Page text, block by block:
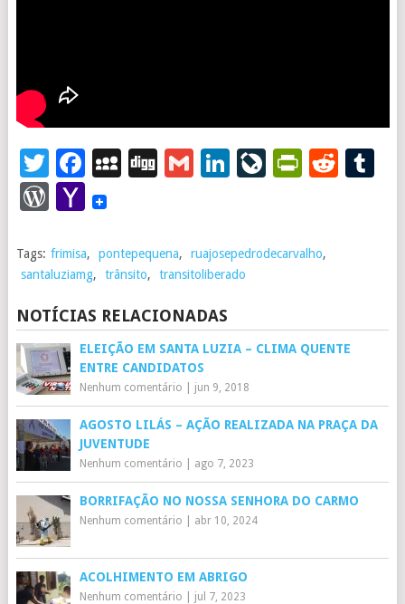
Twitter
Facebook
MySpace
DiggGmailLinkedIn
WordPress
Yahoo
Tags: frimisa, pontepequena, ruajosepedrodecarvalho,
santaluziamg, trânsito, transitoliberado
NOTÍCIAS RELACIONADAS
ELEIÇÃO EM SANTA LUZIA – CLIMA QUENTE
ENTRE CANDIDATOS
Nenhum comentário jun 9, 2018
AGOSTO LILÁS – AÇÃO REALIZADA NA PRAÇA DA
JUVENTUDE
Nenhum comentário ago 7, 2023
BORRIFAÇÃO NO NOSSA SENHORA DO CARMO
Nenhum comentário abr 10, 2024
ACOLHIMENTO EM ABRIGO
Nenhum comentário jul 7, 2023